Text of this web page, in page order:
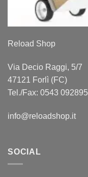
Reload Shop
Via Decio Raggi, 5/7
47121 Forlì (FC)
Tel./Fax: 0543 092895
info@reloadshop.it
SOCIAL